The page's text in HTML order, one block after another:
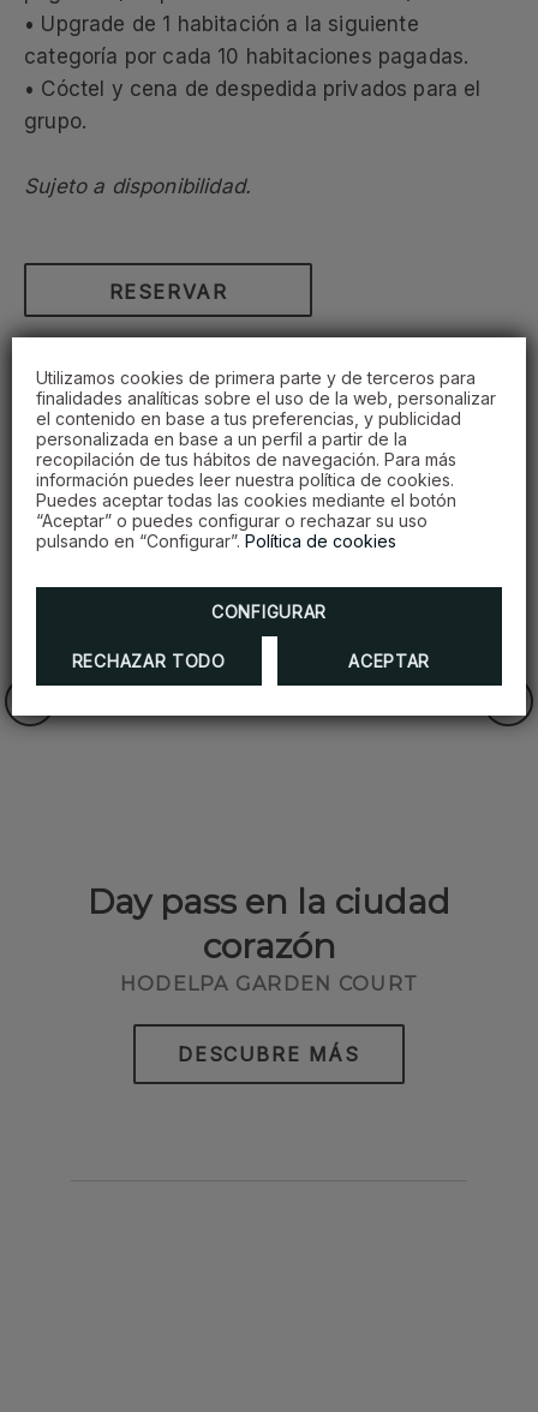
Utilizamos cookies de primera parte y de terceros para
finalidades analíticas sobre el uso de la web, personalizar
el contenido en base a tus preferencias, y publicidad
personalizada en base a un perfil a partir de la
recopilación de tus hábitos de navegación. Para más
información puedes leer nuestra política de cookies.
Puedes aceptar todas las cookies mediante el botón
“Aceptar” o puedes configurar o rechazar su uso
pulsando en “Configurar”. Política de cookies
CONFIGURAR
RECHAZAR TODO ACEPTAR
• Upgrade de 1 habitación a la siguiente
categoría por cada 10 habitaciones pagadas.
• Cóctel y cena de despedida privados para el
grupo.
Sujeto a disponibilidad.
RESERVAR
OFERTAS
Day pass en la ciudad
corazón
HODELPA GARDEN COURT
DESCUBRE MÁS